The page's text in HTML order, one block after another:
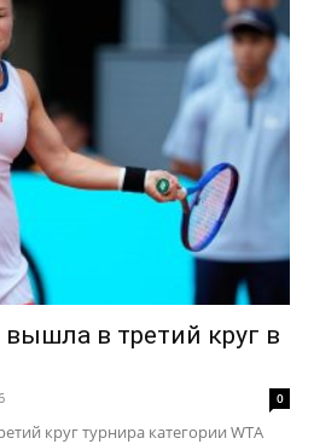
в третий круг в
0
круг турнира категории WTA